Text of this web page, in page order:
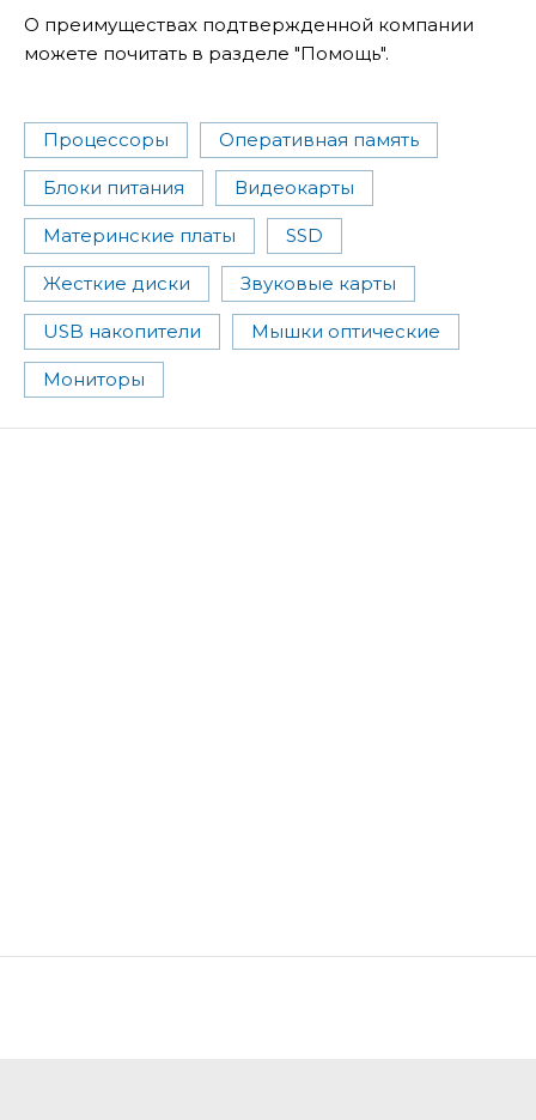
О преимуществах подтвержденной компании
можете почитать в разделе "Помощь".
Процессоры Оперативная память
Блоки питания Видеокарты
Материнские платы SSD
Жесткие диски Звуковые карты
USB накопители Мышки оптические
Мониторы